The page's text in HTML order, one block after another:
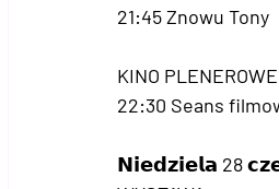
21:45 Znowu Tony
KINO PLENEROWE
22:30 Seans
𝗡𝗶𝗲𝗱𝘇𝗶𝗲𝗹𝗮 28